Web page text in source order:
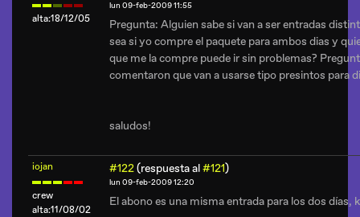
alta:18/12/05
lun 09-feb-2009 11:55
Pregunta: Alguien sabe si van a ser entradas
sea si yo compre el paquete para ambos dias y
que me la compre puede ir sin problemas?
comentaron que van a usarse tipo presintos para
saludos!
iojan
crew
alta:11/08/02
#122(respuesta al#121)
lun 09-feb-2009 12:20
El abono es una misma entrada para los dos días,